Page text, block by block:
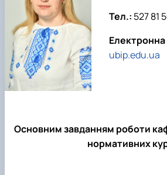
Тел.: 527 81
ubip.edu.ua
Основним завданням роботи
нормативних